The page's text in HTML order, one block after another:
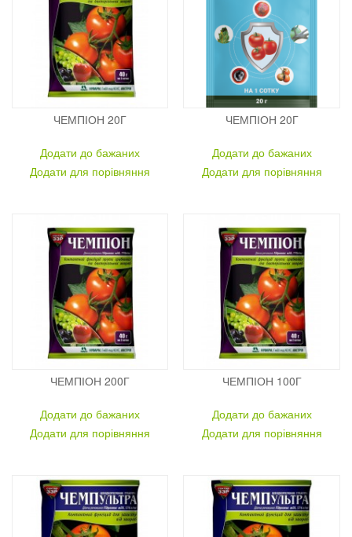
ЧЕМПІОН 20Г
Додати до бажаних
Додати для порівняння
ЧЕМПІОН 20Г
Додати до бажаних
Додати для порівняння
ЧЕМПІОН 200Г
Додати до бажаних
Додати для порівняння
ЧЕМПІОН 100Г
Додати до бажаних
Додати для порівняння